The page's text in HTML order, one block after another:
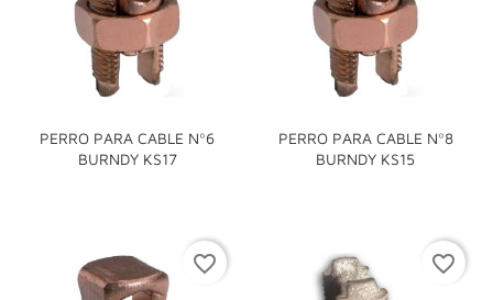
PERRO PARA CABLE Nº6
BURNDY KS17
PERRO PARA CABLE Nº8
BURNDY KS15
favorite_border favorite_border